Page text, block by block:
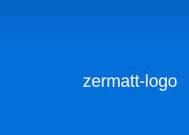
zermatt-logo